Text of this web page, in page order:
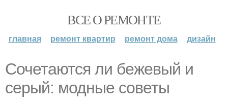
ВСЕ О РЕМОНТЕ
главная ремонт квартир ремонт дома дизайн
Сочетаются ли бежевый и
серый: модные советы